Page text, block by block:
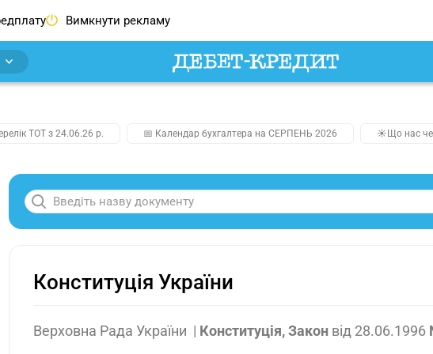
Вимкнути рекламу
ТОТ з 24.06.26 р. 📅 Календар бухгалтера на СЕРПЕНЬ 2026 ☀️Що нас
Конституція України
Верховна Рада України | Конституція, Закон від 28.06.1996